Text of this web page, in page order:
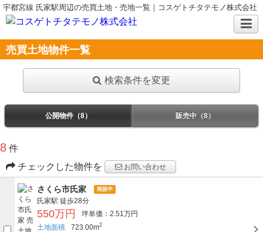
宇都宮線 氏家駅周辺の売買土地・売地一覧｜コスゲトチタテモノ株式会社
売買土地物件一覧
検索条件を変更
公開物件（8） 販売中（8）
8 件
チェックした物件を
お問い合わせ
さくら市氏家 商談中
氏家駅 徒歩28分
550万円
坪単価：2.51万円
土地面積
723.00m2